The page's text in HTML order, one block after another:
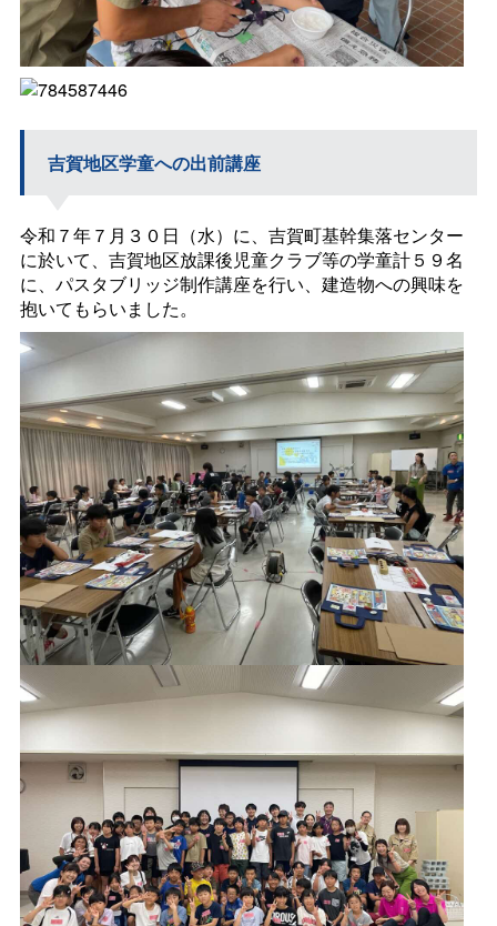
吉賀地区学童への出前講座
令和７年７月３０日（水）に、吉賀町基幹集落センター
に於いて、吉賀地区放課後児童クラブ等の学童計５９名
に、パスタブリッジ制作講座を行い、建造物への興味を
抱いてもらいました。